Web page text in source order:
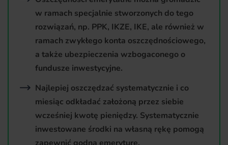
w ramach specjalnie stworzonych do tego
rozwiązań, np. PPK, IKZE, IKE, ale również w
ramach zwykłego konta oszczędnościowego,
a także ubezpieczenia wzbogaconego o
fundusze inwestycyjne.
Najlepiej oszczędzać systematycznie i co
miesiąc odkładać założoną przez siebie
wcześniej kwotę pieniędzy. Systematycznie
inwestowane środki na własną rękę pomogą